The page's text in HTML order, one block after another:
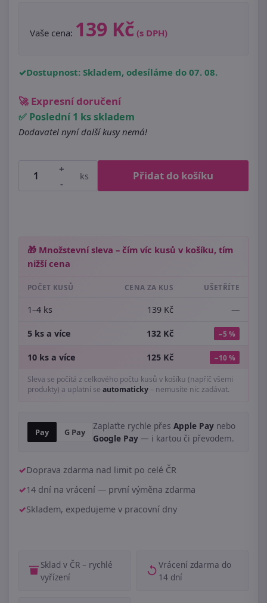
Vaše cena: 139 Kč (s DPH)
Dostupnost: Skladem, odesíláme do 07. 08.
🚀 Expresní doručení
✅ Poslední 1 ks skladem
Dodavatel nyní další kusy nemá!
+
-
ks Přidat do košíku
🎁 Množstevní sleva – čím víc kusů v košíku, tím
nižší cena
POČET KUSŮ CENA ZA KUS UŠETŘÍTE
1–4 ks 139 Kč —
5 ks a více 132 Kč −5 %
10 ks a více 125 Kč −10 %
Sleva se počítá z celkového počtu kusů v košíku (napříč všemi
produkty) a uplatní se automaticky– nemusíte nic zadávat.
Pay G Pay
Zaplaťte rychle přes Apple Pay nebo
Google Pay — i kartou či převodem.
Doprava zdarma nad limit po celé ČR
14 dní na vrácení — první výměna zdarma
Skladem, expedujeme v pracovní dny
Sklad v ČR – rychlé
vyřízení
Vrácení zdarma do
14 dní